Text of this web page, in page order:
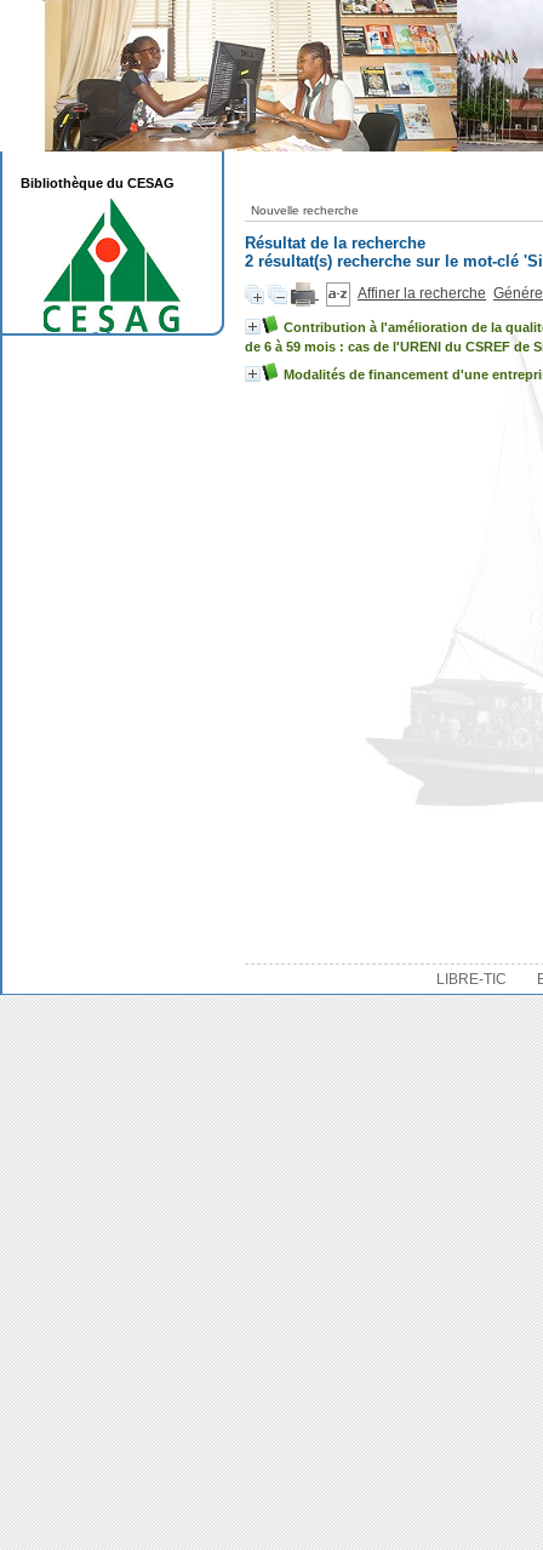
Nouvelle recherche
Résultat de la recherche
2 résultat(s) recherche sur le mot-clé
Affiner la recherche
Contribution à l'amélioration de la
de 6 à 59 mois : cas de l'URENI du CSREF de
Modalités de financement d'une
LIBRE-TIC
Bibliothèque du CESAG